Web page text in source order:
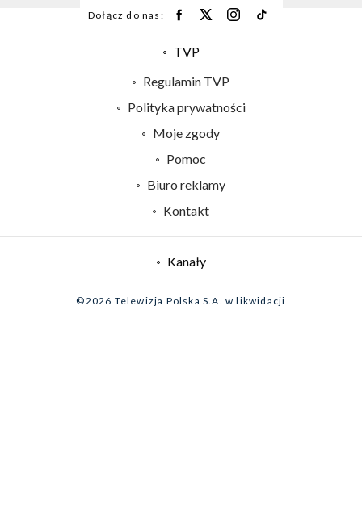
Dołącz do nas:
TVP
Centrum informacji TVP
Naziemna Telewizja Cyfrowa
System NOS
Regulamin TVP
Polityka prywatności
Moje zgody
Pomoc
Biuro reklamy
Kontakt
Kanały
©2026 Telewizja Polska S.A. w likwidacji